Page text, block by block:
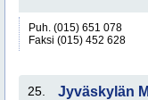
Puh. (015) 651 078
Faksi (015) 452 628
25. Jyväskylän